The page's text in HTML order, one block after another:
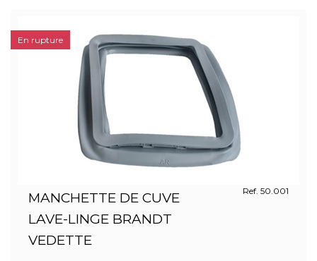
MANCHETTE DE CUVE
LAVE-LINGE BRANDT
VEDETTE
Ref. 50.001
En rupture